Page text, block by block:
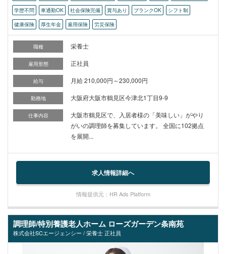
学歴不問 車通勤OK 社会保険完備 賞与あり ブランクOK
シフト制
健康保険
厚生年金 雇用保険 労災保険
職種 栄養士
雇用形態 正社員
給与 月給 210,000円～230,000円
勤務地 大阪府大阪市鶴見区今津北1丁目9-9
仕事内容
大阪市鶴見区で、入居者様の「美味しい」がやり
がいの調理師を募集しています。 全国に102拠点
を展開...
求人情報詳細へ
情報提供元：HR Ads Platform
調理師/特別養護老人ホーム ローズガーデン条南苑
株式会社SCエージェンシー / 栄養士 正社員